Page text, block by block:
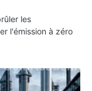
les
l'émission à zéro
dollars de